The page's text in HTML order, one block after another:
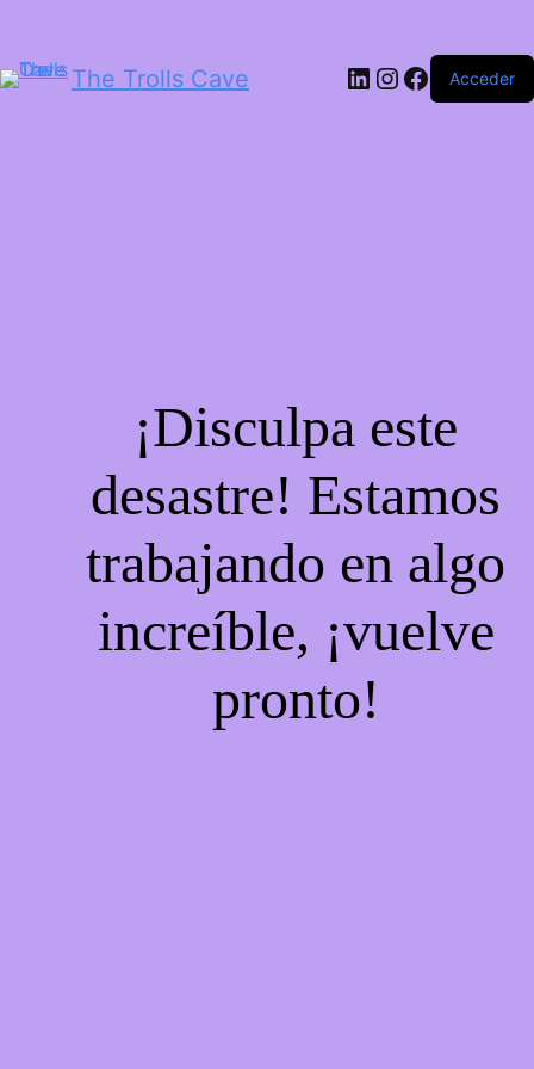
The Trolls Cave LinkedIn
Instagram
Facebook
Acceder
¡Disculpa este
desastre! Estamos
trabajando en algo
increíble, ¡vuelve
pronto!